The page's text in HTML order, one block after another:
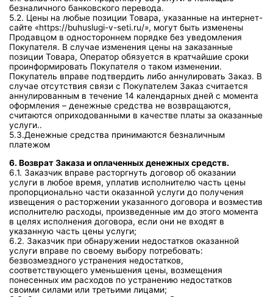
безналичного банковского перевода.
5.2. Цены на любые позиции Товара, указанные на интернет-
сайте «https://buhuslugi-v-seti.ru/», могут быть изменены
Продавцом в одностороннем порядке без уведомления
Покупателя. В случае изменения цены на заказанные
позиции Товара, Оператор обязуется в кратчайшие сроки
проинформировать Покупателя о таком изменении.
Покупатель вправе подтвердить либо аннулировать Заказ. В
случае отсутствия связи с Покупателем Заказ считается
аннулированным в течение 14 календарных дней с момента
оформления – денежные средства не возвращаются,
считаются оприходованными в качестве платы за оказанные
услуги..
5.3.Денежные средства принимаются безналичным
платежом
6. Возврат Заказа и оплаченных денежных средств.
6.1. Заказчик вправе расторгнуть договор об оказании
услуги в любое время, уплатив исполнителю часть цены
пропорционально части оказанной услуги до получения
извещения о расторжении указанного договора и возместив
исполнителю расходы, произведенные им до этого момента
в целях исполнения договора, если они не входят в
указанную часть цены услуги;
6.2. Заказчик при обнаружении недостатков оказанной
услуги вправе по своему выбору потребовать:
безвозмездного устранения недостатков,
соответствующего уменьшения цены, возмещения
понесенных им расходов по устранению недостатков
своими силами или третьими лицами;